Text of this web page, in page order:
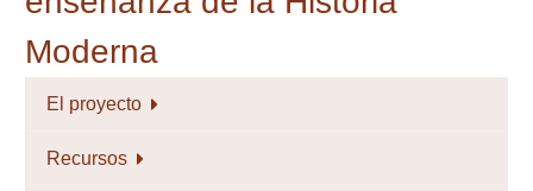
El proyecto
Recursos